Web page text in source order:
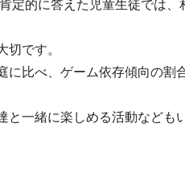
定的に答えた児童生徒では
です。
比べ、ゲーム依存傾向の割
一緒に楽しめる活動なども